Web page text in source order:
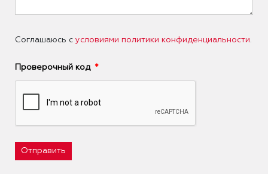
Соглашаюсь с условиями политики конфиденциальности
Проверочный код
Отправить